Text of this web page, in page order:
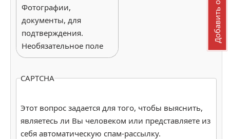
Фотографии,
документы, для
подтверждения.
Необязательное поле
CAPTCHA
Этот вопрос задается для того, чтобы выяснить,
являетесь ли Вы человеком или представляете из
себя автоматическую спам-рассылку.
Добавить отзыв